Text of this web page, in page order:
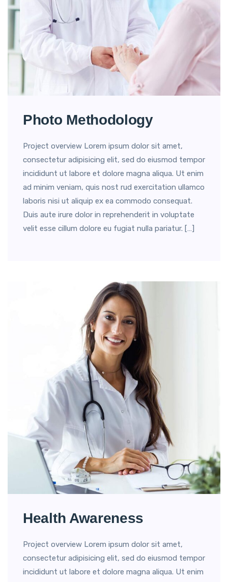
Photo Methodology
Project overview Lorem ipsum dolor sit amet,
consectetur adipisicing elit, sed do eiusmod tempor
incididunt ut labore et dolore magna aliqua. Ut enim
ad minim veniam, quis nost rud exercitation ullamco
laboris nisi ut aliquip ex ea commodo consequat.
Duis aute irure dolor in reprehenderit in voluptate
velit esse cillum dolore eu fugiat nulla pariatur. […]
Health Awareness
Project overview Lorem ipsum dolor sit amet,
consectetur adipisicing elit, sed do eiusmod tempor
incididunt ut labore et dolore magna aliqua. Ut enim